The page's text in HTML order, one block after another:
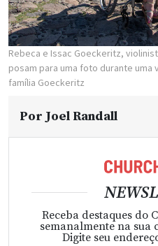
Rebeca e Issac Goeckeritz,
posam para uma foto durante uma
família Goeckeritz
Por Joel Randall
Receba destaques do
semanalmente na sua
Digite seu